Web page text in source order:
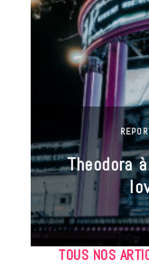
Theodora
TOUS NOS